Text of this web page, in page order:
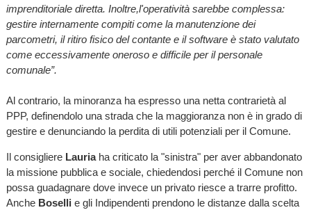
imprenditoriale diretta. Inoltre,l'operatività sarebbe complessa:
gestire internamente compiti come la manutenzione dei
parcometri, il ritiro fisico del contante e il software è stato valutato
come eccessivamente oneroso e difficile per il personale
comunale”.
Al contrario, la minoranza ha espresso una netta contrarietà al
PPP, definendolo una strada che la maggioranza non è in grado di
gestire e denunciando la perdita di utili potenziali per il Comune.
Il consigliere Lauriaha criticato la "sinistra" per aver abbandonato
la missione pubblica e sociale, chiedendosi perché il Comune non
possa guadagnare dove invece un privato riesce a trarre profitto.
Anche Boselli e gli Indipendenti prendono le distanze dalla scelta